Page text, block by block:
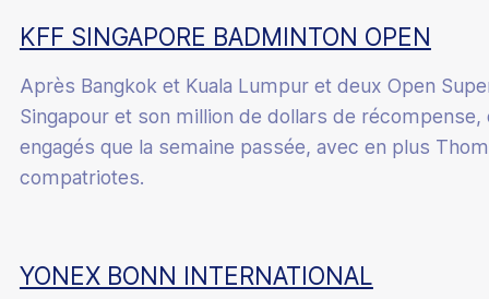
KFF SINGAPORE BADMINTON OPEN
Après Bangkok et Kuala Lumpur et deux Open
Singapour et son million de dollars de
engagés que la semaine passée, avec en plus
compatriotes.
YONEX BONN INTERNATIONAL